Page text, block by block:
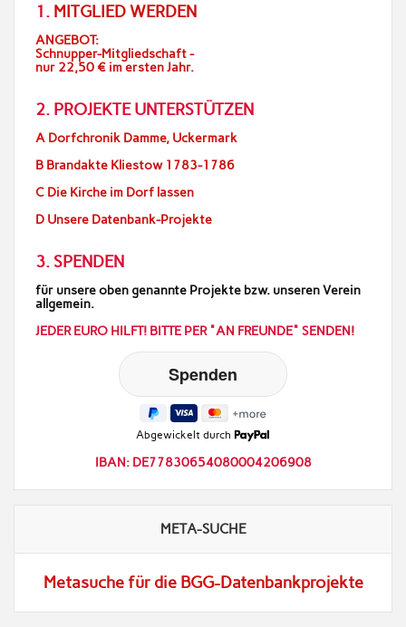
1. MITGLIED WERDEN
ANGEBOT:
Schnupper-Mitgliedschaft -
nur 22,50 € im ersten Jahr.
2. PROJEKTE UNTERSTÜTZEN
A Dorfchronik Damme, Uckermark
B Brandakte Kliestow 1783-1786
C Die Kirche im Dorf lassen
D Unsere Datenbank-Projekte
3. SPENDEN
für unsere oben genannte Projekte bzw. unseren Verein
allgemein.
JEDER EURO HILFT! BITTE PER "AN FREUNDE" SENDEN!
Abgewickelt durch
IBAN: DE77830654080004206908
META-SUCHE
Metasuche für die BGG-Datenbankprojekte